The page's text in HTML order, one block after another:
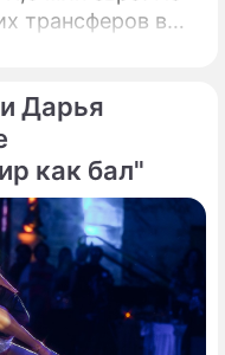
трансферов в
даже не попали.
внушительные
Дарья
как бал"